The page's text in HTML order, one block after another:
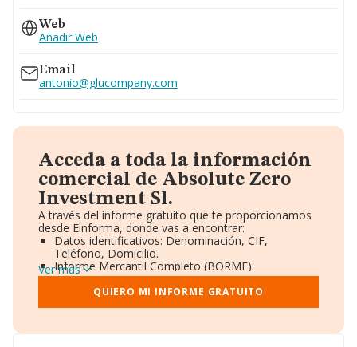
Web
Añadir Web
Email
antonio@glucompany.com
Acceda a toda la información
comercial de Absolute Zero
Investment Sl.
A través del informe gratuito que te proporcionamos
desde Einforma, donde vas a encontrar:
Datos identificativos: Denominación, CIF,
Teléfono, Domicilio.
Informe Mercantil Completo (BORME).
Gráficos de Evolución Ventas y Empleados.
Consejo de Administración y Administradores.
Directivos y Ejecutivos.
Ver más
QUIERO MI INFORME GRATUITO